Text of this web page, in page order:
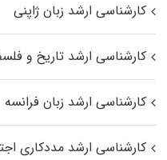
کارشناسی ارشد زبان ژاپنی
کارشناسی ارشد تاریخ و
کارشناسی ارشد زبان فرانسه
کارشناسی ارشد مددکاری